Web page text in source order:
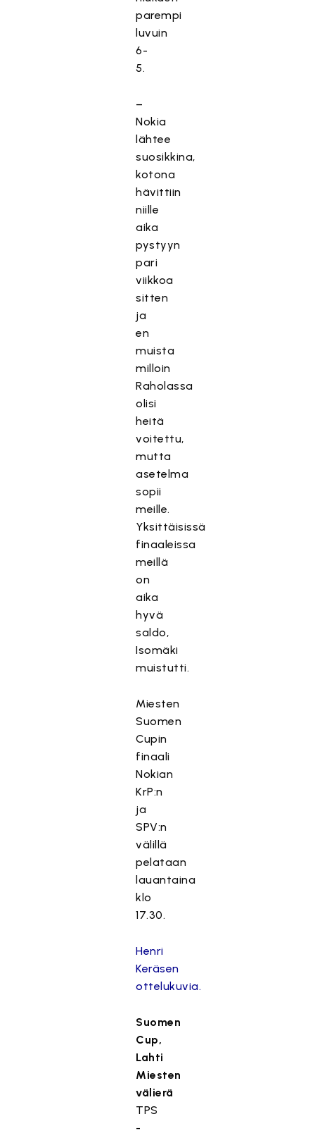
parempi
luvuin
6-
5.
–
Nokia
lähtee
suosikkina,
kotona
hävittiin
niille
aika
pystyyn
pari
viikkoa
sitten
ja
en
muista
milloin
Raholassa
olisi
heitä
voitettu,
mutta
asetelma
sopii
meille.
Yksittäisissä
finaaleissa
meillä
on
aika
hyvä
saldo,
Isomäki
muistutti.
Miesten
Suomen
Cupin
finaali
Nokian
KrP:n
ja
SPV:n
välillä
pelataan
lauantaina
klo
17.30.
Henri
Keräsen
ottelukuvia.
Suomen
Cup,
Lahti
Miesten
välierä
TPS
-